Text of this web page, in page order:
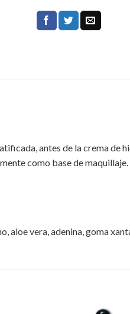
antes de la crema de
como base de
aloe vera, adenina, goma